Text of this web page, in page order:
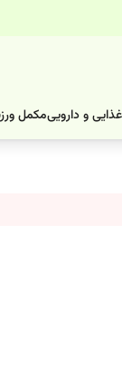
و داروییمکمل